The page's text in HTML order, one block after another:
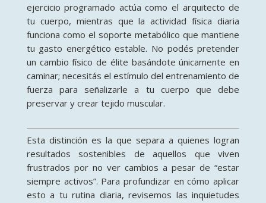
ejercicio programado actúa como el arquitecto de
tu cuerpo, mientras que la actividad física diaria
funciona como el soporte metabólico que mantiene
tu gasto energético estable. No podés pretender
un cambio físico de élite basándote únicamente en
caminar; necesitás el estímulo del entrenamiento de
fuerza para señalizarle a tu cuerpo que debe
preservar y crear tejido muscular.
Esta distinción es la que separa a quienes logran
resultados sostenibles de aquellos que viven
frustrados por no ver cambios a pesar de “estar
siempre activos”. Para profundizar en cómo aplicar
esto a tu rutina diaria, revisemos las inquietudes